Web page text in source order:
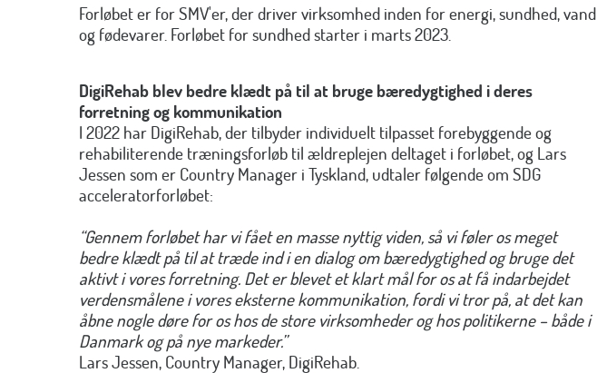
Forløbet er for SMV'er, der driver virksomhed inden for energi, sundhed, vand
og fødevarer. Forløbet for sundhed starter i marts 2023.
DigiRehab blev bedre klædt på til at bruge bæredygtighed i deres
forretning og kommunikation
I 2022 har DigiRehab, der tilbyder individuelt tilpasset forebyggende og
rehabiliterende træningsforløb til ældreplejen deltaget i forløbet, og Lars
Jessen som er Country Manager i Tyskland, udtaler følgende om SDG
acceleratorforløbet:
“Gennem forløbet har vi fået en masse nyttig viden, så vi føler os meget
bedre klædt på til at træde ind i en dialog om bæredygtighed og bruge det
aktivt i vores forretning. Det er blevet et klart mål for os at få indarbejdet
verdensmålene i vores eksterne kommunikation, fordi vi tror på, at det kan
åbne nogle døre for os hos de store virksomheder og hos politikerne – både i
Danmark og på nye markeder.”
Lars Jessen, Country Manager, DigiRehab.